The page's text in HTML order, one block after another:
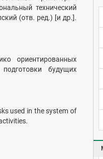
технический
(отв. ред.) [и др.].
ориентированных
будущих
used in the system of